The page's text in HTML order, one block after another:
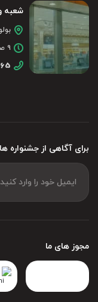
برای آگاهی از
شعبه
۹ صبح الی ۱۱ شب
مجوز های ما